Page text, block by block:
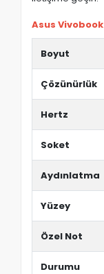
Asus
Boyut
Çözünürlük
Hertz
Soket
Aydınlatma
Yüzey
Özel Not
Durumu